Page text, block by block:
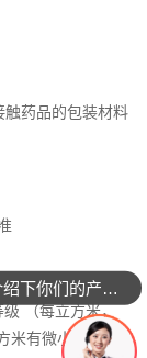
药品的包装材料
（每立方米，
米有微小灰尘